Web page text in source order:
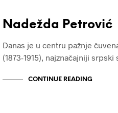
Nadežda Petrović
Danas je u centru pažnje
(1873-1915), najznačajniji
CONTINUE READING